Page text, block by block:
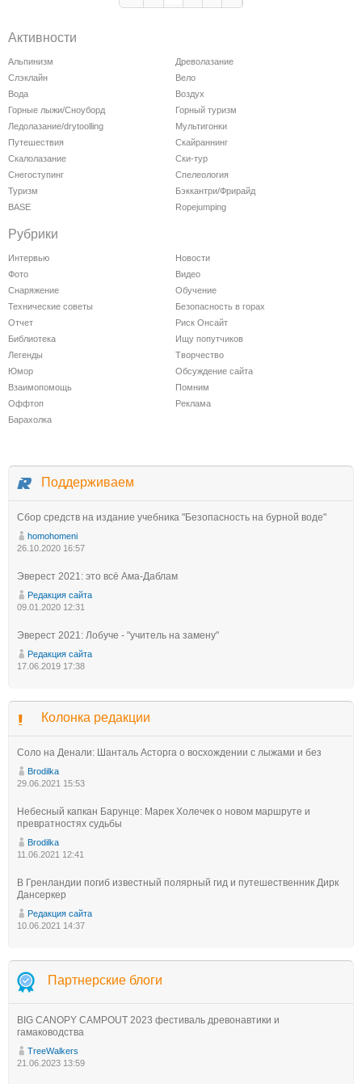
Активности
Альпинизм
Древолазание
Слэклайн
Вело
Вода
Воздух
Горные лыжи/Сноуборд
Горный туризм
Ледолазание/drytoolling
Мультигонки
Путешествия
Скайраннинг
Скалолазание
Ски-тур
Снегоступинг
Спелеология
Туризм
Бэккантри/Фрирайд
BASE
Ropejumping
Рубрики
Интервью
Новости
Фото
Видео
Снаряжение
Обучение
Технические советы
Безопасность в горах
Отчет
Риск Онсайт
Библиотека
Ищу попутчиков
Легенды
Творчество
Юмор
Обсуждение сайта
Взаимопомощь
Помним
Оффтоп
Реклама
Барахолка
Поддерживаем
Сбор средств на издание учебника "Безопасность на бурной воде"
homohomeni
26.10.2020 16:57
Эверест 2021: это всё Ама-Даблам
Редакция сайта
09.01.2020 12:31
Эверест 2021: Лобуче - "учитель на замену"
Редакция сайта
17.06.2019 17:38
Колонка редакции
Соло на Денали: Шанталь Асторга о восхождении с лыжами и без
Brodilka
29.06.2021 15:53
Небесный капкан Барунце: Марек Холечек о новом маршруте и
превратностях судьбы
Brodilka
11.06.2021 12:41
В Гренландии погиб известный полярный гид и путешественник Дирк
Дансеркер
Редакция сайта
10.06.2021 14:37
Партнерские блоги
BIG CANOPY CAMPOUT 2023 фестиваль древонавтики и
гамаководства
TreeWalkers
21.06.2023 13:59